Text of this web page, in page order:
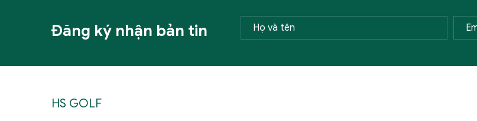
Đăng ký nhận bản tin
HS GOLF